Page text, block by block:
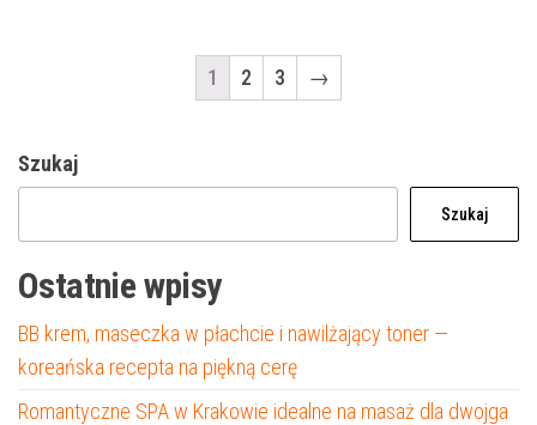
1 2 3 →
Szukaj
Szukaj
Ostatnie wpisy
BB krem, maseczka w płachcie i nawilżający toner —
koreańska recepta na piękną cerę
Romantyczne SPA w Krakowie idealne na masaż dla dwojga